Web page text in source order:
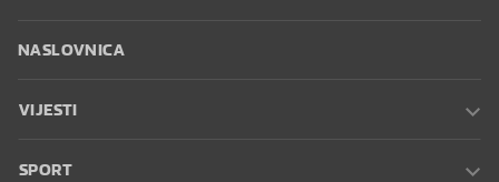
NASLOVNICA
VIJESTI
SPORT